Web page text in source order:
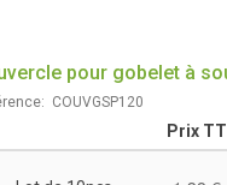
pour gobelet à
COUVGSP120
Prix